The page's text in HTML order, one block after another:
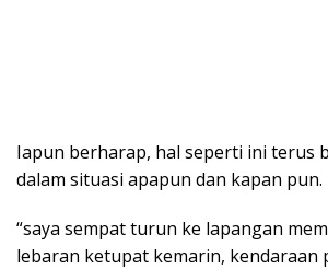
Iapun berharap, hal seperti ini terus
dalam situasi apapun dan kapan pun.
“saya sempat turun ke lapangan
lebaran ketupat kemarin, kendaraan